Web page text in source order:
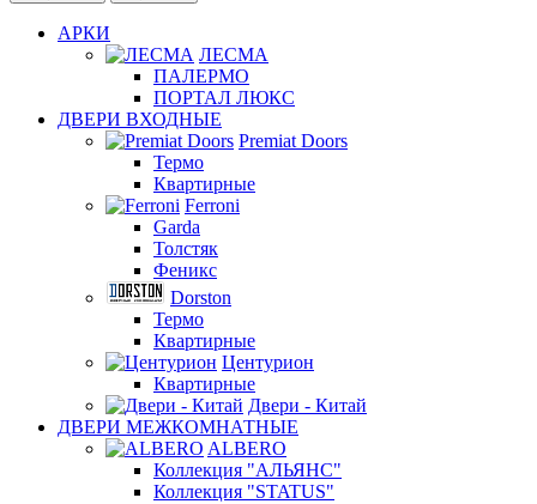
АРКИ
ЛЕСМА
ПАЛЕРМО
ПОРТАЛ ЛЮКС
ДВЕРИ ВХОДНЫЕ
Premiat Doors
Термо
Квартирные
Ferroni
Garda
Толстяк
Феникс
Dorston
Термо
Квартирные
Центурион
Квартирные
Двери - Китай
ДВЕРИ МЕЖКОМНАТНЫЕ
ALBERO
Коллекция "АЛЬЯНС"
Коллекция "STATUS"